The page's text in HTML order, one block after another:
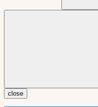
close